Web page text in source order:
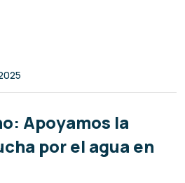
Apoyamos la
por el agua en